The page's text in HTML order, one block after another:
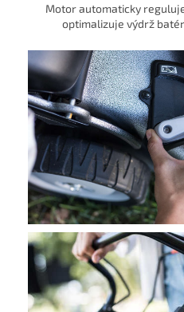
Motor automaticky
optimalizuje výdrž